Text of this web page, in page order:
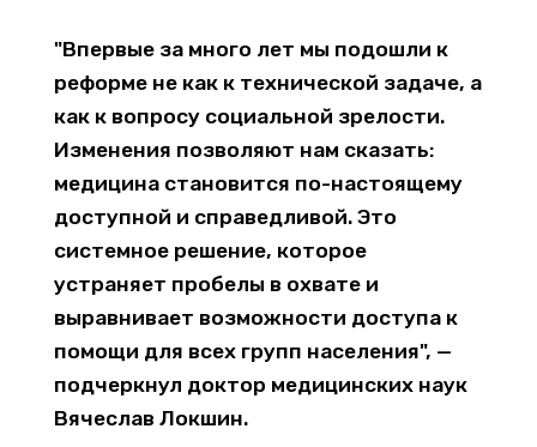
"Впервые за много лет мы подошли к
реформе не как к технической задаче, а
как к вопросу социальной зрелости.
Изменения позволяют нам сказать:
медицина становится по-настоящему
доступной и справедливой. Это
системное решение, которое
устраняет пробелы в охвате и
выравнивает возможности доступа к
помощи для всех групп населения", —
подчеркнул доктор медицинских наук
Вячеслав Локшин.